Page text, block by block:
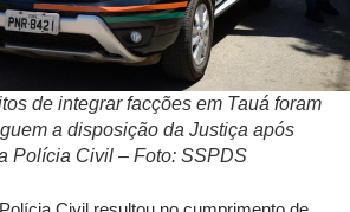
de integrar facções em Tauá foram
a disposição da Justiça após
Polícia Civil – Foto: SSPDS